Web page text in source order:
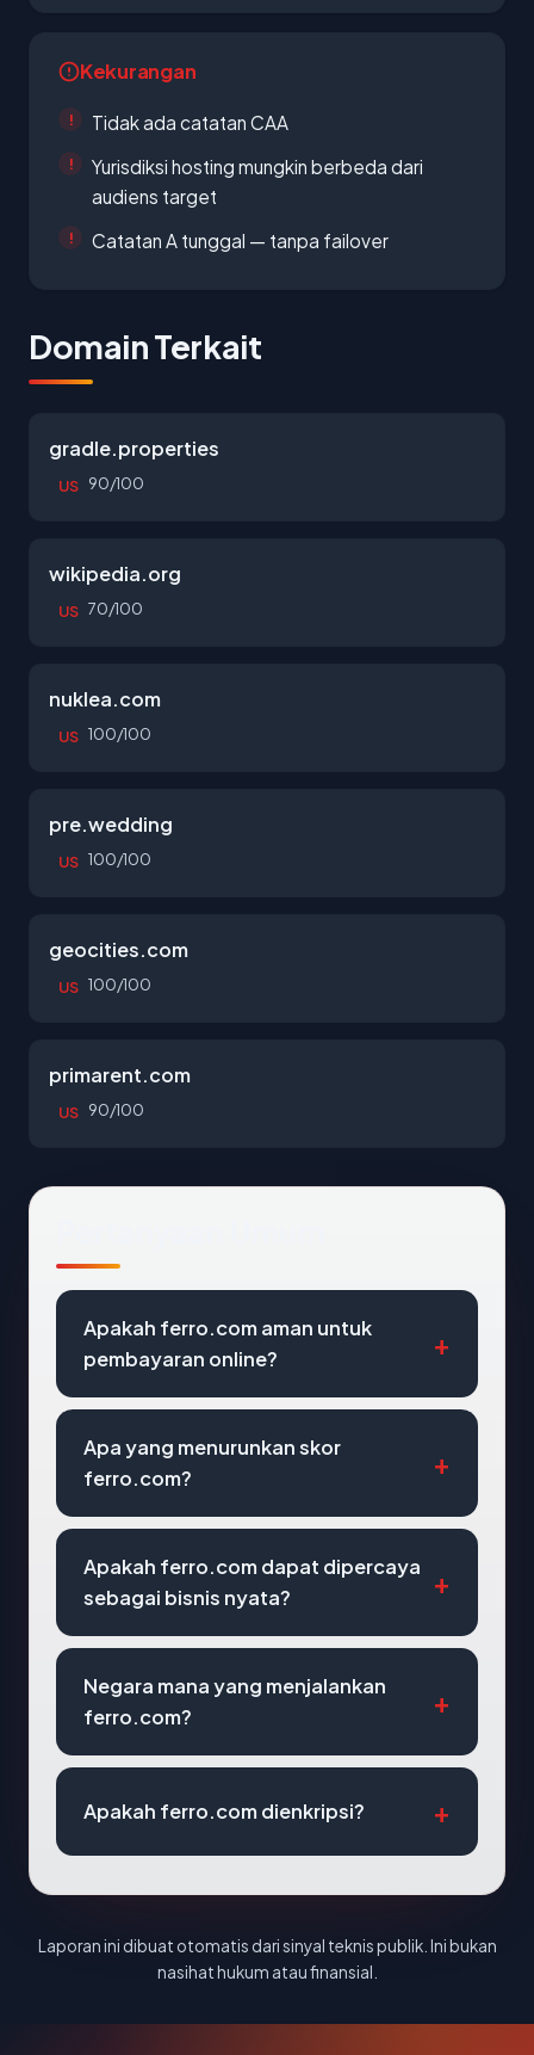
Kekurangan
Tidak ada catatan CAA
Yurisdiksi hosting mungkin berbeda dari
audiens target
Catatan A tunggal — tanpa failover
Domain Terkait
gradle.properties
US 90/100
wikipedia.org
US 70/100
nuklea.com
US 100/100
pre.wedding
US 100/100
geocities.com
US 100/100
primarent.com
US 90/100
Apakah ferro.com aman untuk
pembayaran online?
Apa yang menurunkan skor
ferro.com?
Apakah ferro.com dapat dipercaya
sebagai bisnis nyata?
Negara mana yang menjalankan
ferro.com?
Apakah ferro.com dienkripsi?
Laporan ini dibuat otomatis dari sinyal teknis publik. Ini bukan
nasihat hukum atau finansial.